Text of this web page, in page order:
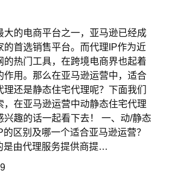
大的电商平台之一，亚马逊已经成
的首选销售平台。而代理IP作为近
的热门工具，在跨境电商界也起着
作用。那么在亚马逊运营中，适合
理还是静态住宅代理呢？下面我们
，在亚马逊运营中动静态住宅代理
兴趣的话一起看下去！ 一、动/静态
区别及哪一个适合亚马逊运营？
是由代理服务提供商提…